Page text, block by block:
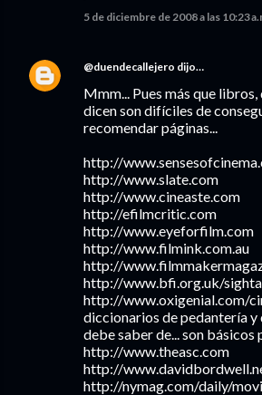
5 de diciembre de 2008 a las 10:23
@duendecallejero dijo…
Mmm... Pues más que libros,
dicen son difíciles de
recomendar páginas...
http://
http://www.slate.com
http://www.cineaste.com
http://efilmcritic.com
http://www.eyeforfilm.com
http://www.filmink.com.au
http://
http://www.bfi.org.uk/
http://www.oxigenial.com/
diccionarios de pedantería y
debe saber de... son básicos
http://www.theasc.com
http://
http://nymag.com/daily/